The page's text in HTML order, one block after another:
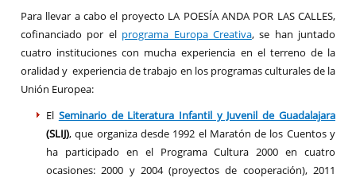
Para llevar a cabo el proyecto LA POESÍA ANDA POR LAS CALLES,
cofinanciado por el programa Europa Creativa, se han juntado
cuatro instituciones con mucha experiencia en el terreno de la
oralidad y experiencia de trabajo en los programas culturales de la
Unión Europea:
El Seminario de Literatura Infantil y Juvenil de Guadalajara
(SLIJ), que organiza desde 1992 el Maratón de los Cuentos y
ha participado en el Programa Cultura 2000 en cuatro
ocasiones: 2000 y 2004 (proyectos de cooperación), 2011